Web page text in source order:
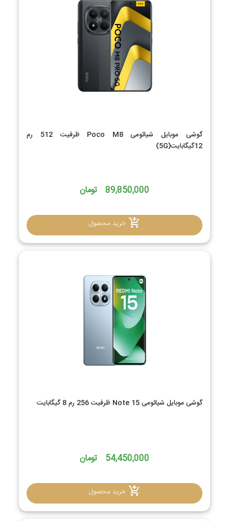
گوشی موبایل شیائومی Poco M8 ظرفیت 512 رم
12گیگابایت(5G)
89,850,000 تومان
خرید محصول
گوشی موبایل شیائومی Note 15 ظرفیت 256 رم 8 گیگابایت
54,450,000 تومان
خرید محصول